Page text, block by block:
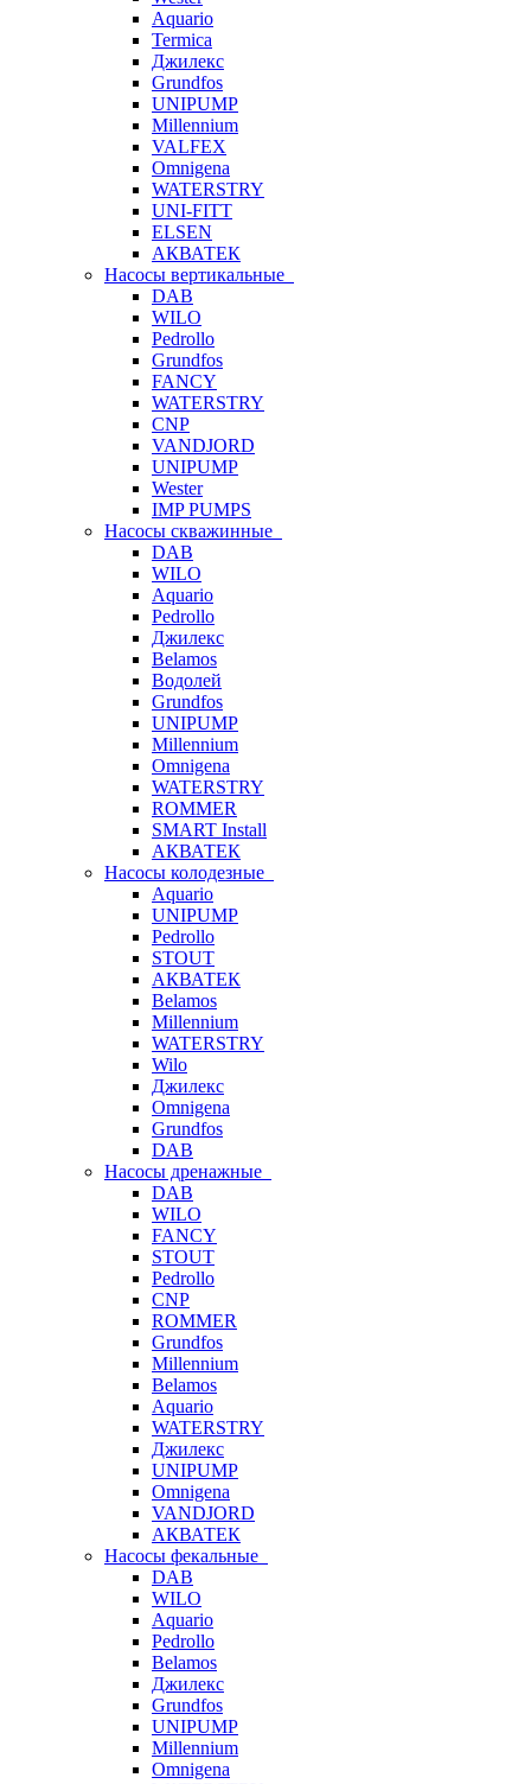
Aquario
Termica
Джилекс
Grundfos
UNIPUMP
Millennium
VALFEX
Omnigena
WATERSTRY
UNI-FITT
ELSEN
АКВАТЕК
Насосы вертикальные
DAB
WILO
Pedrollo
Grundfos
FANCY
WATERSTRY
CNP
VANDJORD
UNIPUMP
Wester
IMP PUMPS
Насосы скважинные
DAB
WILO
Aquario
Pedrollo
Джилекс
Belamos
Водолей
Grundfos
UNIPUMP
Millennium
Omnigena
WATERSTRY
ROMMER
SMART Install
АКВАТЕК
Насосы колодезные
Aquario
UNIPUMP
Pedrollo
STOUT
АКВАТЕК
Belamos
Millennium
WATERSTRY
Wilo
Джилекс
Omnigena
Grundfos
DAB
Насосы дренажные
DAB
WILO
FANCY
STOUT
Pedrollo
CNP
ROMMER
Grundfos
Millennium
Belamos
Aquario
WATERSTRY
Джилекс
UNIPUMP
Omnigena
VANDJORD
АКВАТЕК
Насосы фекальные
DAB
WILO
Aquario
Pedrollo
Belamos
Джилекс
Grundfos
UNIPUMP
Millennium
Omnigena